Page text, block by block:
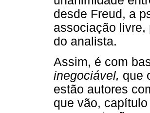
desde Freud, a
associação livre,
do analista.
Assim, é com
inegociável, que
estão autores
que vão,